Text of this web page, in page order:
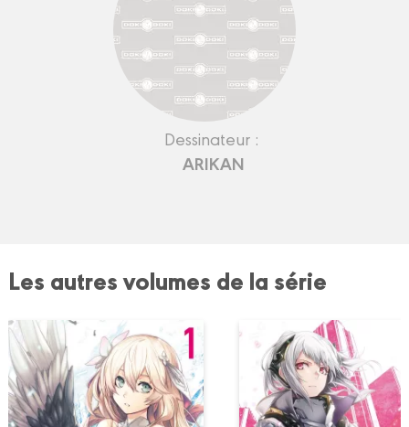
Dessinateur :
ARIKAN
Les autres volumes de la série